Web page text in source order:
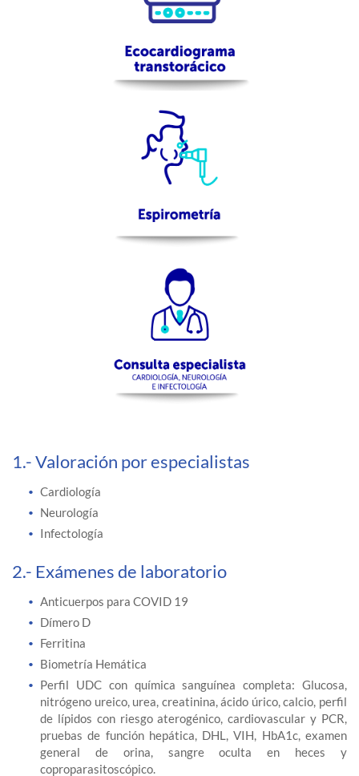
1.- Valoración por especialistas
Cardiología
Neurología
Infectología
2.- Exámenes de laboratorio
Anticuerpos para COVID 19
Dímero D
Ferritina
Biometría Hemática
Perfil UDC con química sanguínea completa: Glucosa,
nitrógeno ureico, urea, creatinina, ácido úrico, calcio, perfil
de lípidos con riesgo aterogénico, cardiovascular y PCR,
pruebas de función hepática, DHL, VIH, HbA1c, examen
general de orina, sangre oculta en heces y
coproparasitoscópico.